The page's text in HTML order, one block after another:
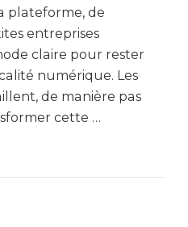
plateforme, de
entreprises
claire pour rester
numérique. Les
de manière pas
cette …